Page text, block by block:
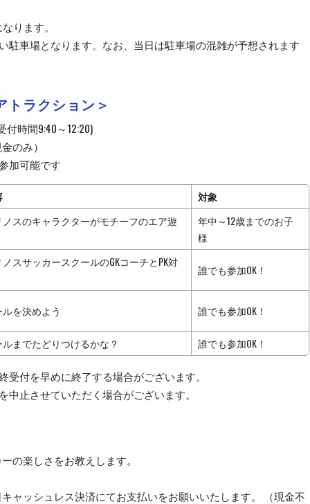
ります。
駐車場となります。なお、当日は駐車場の混雑が予想されます
トラクション＞
付時間9:40～12:20)
のみ）
加可能です
対象
ノスのキャラクターがモチーフのエア遊
年中～12歳までのお子
様
ノスサッカースクールのGKコーチとPK対
誰でも参加OK！
ルを決めよう 誰でも参加OK！
ルまでたどりつけるかな？ 誰でも参加OK！
受付を早めに終了する場合がございます。
中止させていただく場合がございます。
の楽しさをお教えします。
ャッシュレス決済にてお支払いをお願いいたします。 （現金不